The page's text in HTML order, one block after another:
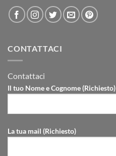
CONTATTACI
Contattaci
Il tuo Nome e Cognome (Richiesto)
La tua mail (Richiesto)